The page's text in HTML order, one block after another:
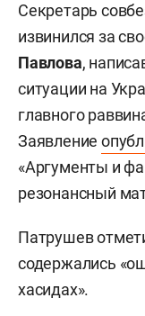
Секретарь
извинился за
Павлова,
ситуации на
главного
Заявление
«Аргументы и
резонансный
Патрушев
содержались
хасидах».